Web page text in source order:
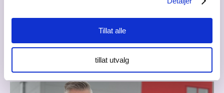
Tillat alle
tillat utvalg
regionen løftes frem nasjonalt for sitt bærekraftsarbeid
gjennom 40 år, er både inspirerende og viktig for næringslivet i
Gardermoregionen.